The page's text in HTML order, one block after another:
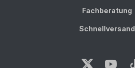
Fachberatung
Schnellversand